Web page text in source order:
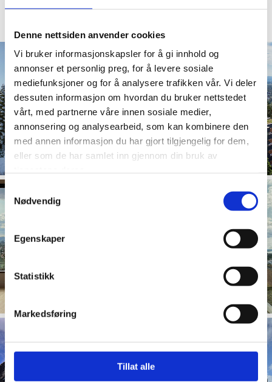
Denne nettsiden anvender cookies
Vi bruker informasjonskapsler for å gi innhold og
annonser et personlig preg, for å levere sosiale
mediefunksjoner og for å analysere trafikken vår. Vi deler
dessuten informasjon om hvordan du bruker nettstedet
vårt, med partnerne våre innen sosiale medier,
annonsering og analysearbeid, som kan kombinere den
med annen informasjon du har gjort tilgjengelig for dem,
eller som de har samlet inn gjennom din bruk av
Samtykkevalg
Nødvendig
Egenskaper
Statistikk
Markedsføring
Tillat alle